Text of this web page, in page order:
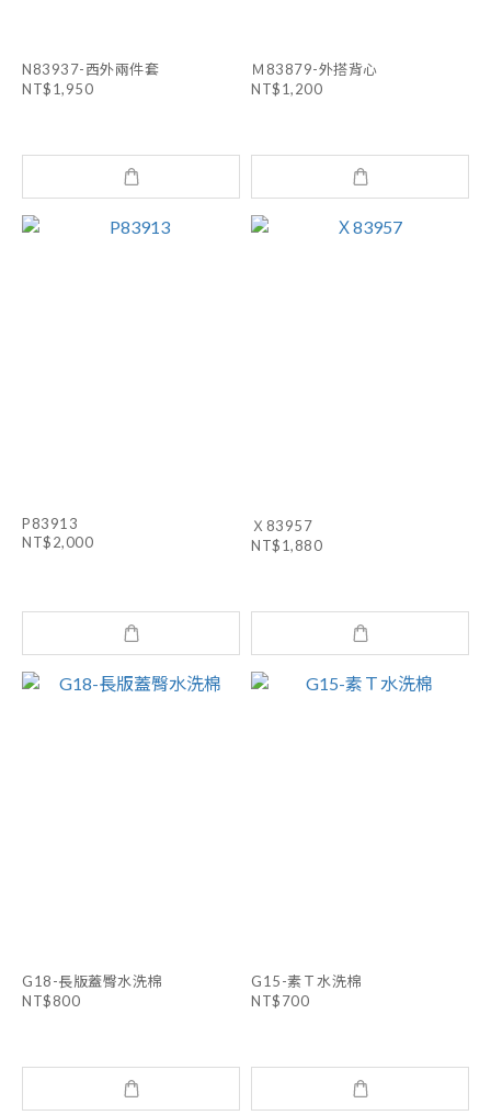
N83937-西外兩件套
NT$1,950
Ｍ83879-外搭背心
NT$1,200
P83913
NT$2,000
Ｘ83957
NT$1,880
G18-長版蓋臀水洗棉
NT$800
G15-素Ｔ水洗棉
NT$700